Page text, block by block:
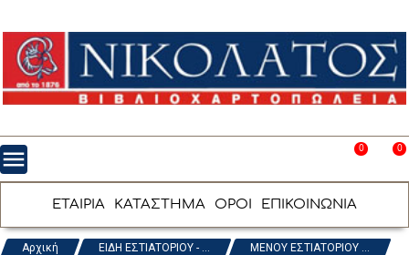
menu 0
favorite_border 0
shopping_cart
ΕΤΑΙΡΙΑ ΚΑΤΑΣΤΗΜΑ ΟΡΟΙ ΕΠΙΚΟΙΝΩΝΙΑ
Αρχική ΕΙΔΗ ΕΣΤΙΑΤΟΡΙΟΥ - ... ΜΕΝΟΥ ΕΣΤΙΑΤΟΡΙΟΥ ...